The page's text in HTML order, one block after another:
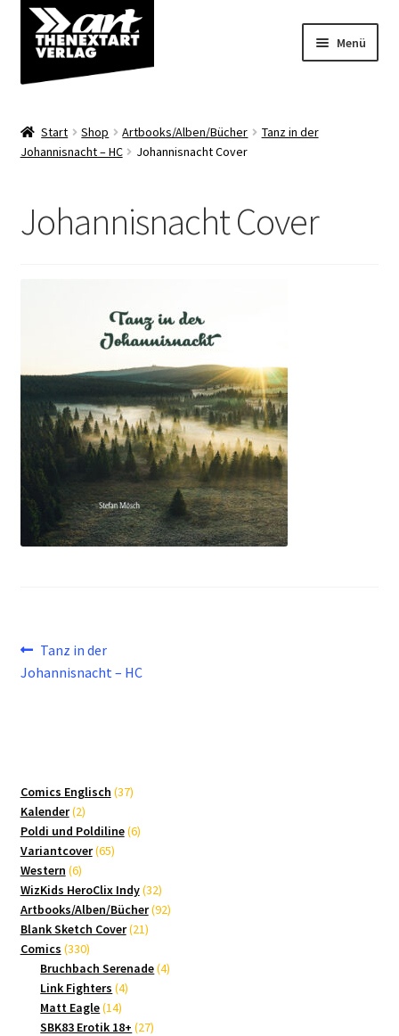
Zur
Navigation
springen
Zum
Inhalt
springen
Menü
Shop
Start Shop Artbooks/Alben/Bücher
Tanz in der
Johannisnacht – HC
Johannisnacht Cover
Johannisnacht Cover
Beitragsnavigation
Vorheriger
Beitrag:
Tanz in der
Johannisnacht – HC
Comics Englisch 3737
Kalender 22
Produkte
Poldi und Poldiline 66
Variantcover 6565
Western 66
Produkte
WizKids HeroClix Indy 3232
Produkte
Artbooks/Alben/Bücher 9292
Blank Sketch Cover 2121
Comics 330330
Produkte
Bruchbach Serenade 44
Link Fighters 44
Matt Eagle 1414
Produkte
SBK83 Erotik 18+ 2727